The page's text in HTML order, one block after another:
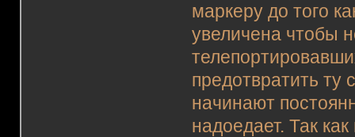
маркеру до того
увеличена чтобы
предотвратить ту
начинают
надоедает. Так